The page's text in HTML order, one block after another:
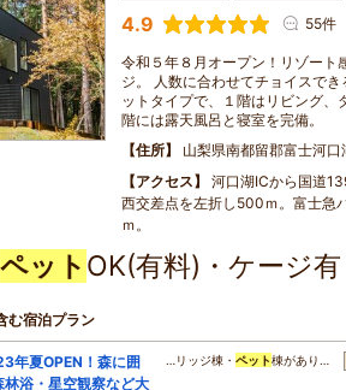
4.9 55件
令和５年８月オープン！リゾート
ジ。 人数に合わせてチョイスで
ットタイプで、１階はリビング、
階には露天風呂と寝室を完備。
住所
山梨県南都留郡富士河
アクセス
河口湖ICから国道
西交差点を左折し500ｍ。富士急
ｍ。
ペット OK(有料)・ケージ
む宿泊プラン
年夏OPEN！森に囲
林浴・星空観察など大
…リッジ棟・ ペット棟があり…